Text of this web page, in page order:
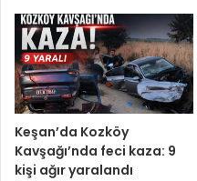
Keşan’da Kozköy
Kavşağı’nda feci kaza: 9
kişi ağır yaralandı